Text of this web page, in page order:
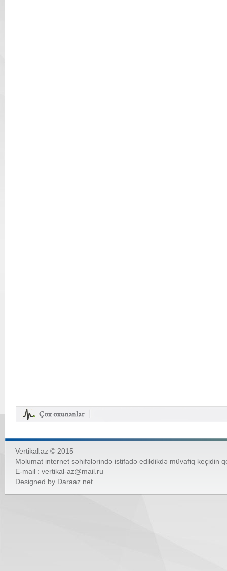
Vertikal.az © 2015
Məlumat internet səhifələrində istifadə edildikdə müvafiq keçidin
E-mail : vertikal-az@mail.ru
Designed by Daraaz.net